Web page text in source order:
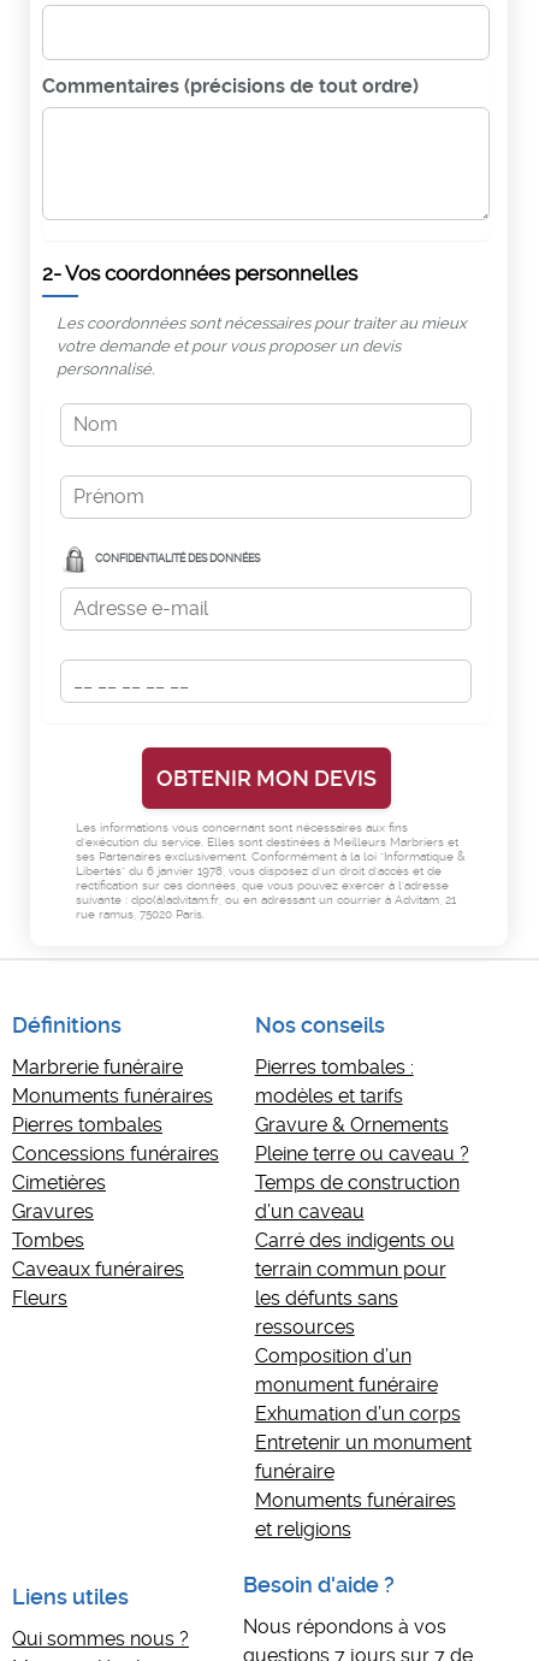
Commentaires (précisions de tout ordre)
2- Vos coordonnées personnelles
Les coordonnées sont nécessaires pour traiter au mieux
votre demande et pour vous proposer un devis
personnalisé.
CONFIDENTIALITÉ DES DONNÉES
Les informations vous concernant sont nécessaires aux fins
d'exécution du service. Elles sont destinées à Meilleurs Marbriers et
ses Partenaires exclusivement. Conformément à la loi "Informatique &
Libertés" du 6 janvier 1978, vous disposez d'un droit d'accès et de
rectification sur ces données, que vous pouvez exercer à l'adresse
suivante : dpo(à)advitam.fr, ou en adressant un courrier à Advitam, 21
rue ramus, 75020 Paris.
Définitions
Marbrerie funéraire
Monuments funéraires
Pierres tombales
Concessions funéraires
Cimetières
Gravures
Tombes
Caveaux funéraires
Fleurs
Nos conseils
Pierres tombales :
modèles et tarifs
Gravure & Ornements
Pleine terre ou caveau ?
Temps de construction
d’un caveau
Carré des indigents ou
terrain commun pour
les défunts sans
ressources
Composition d’un
monument funéraire
Exhumation d’un corps
Entretenir un monument
funéraire
Monuments funéraires
et religions
Liens utiles
Qui sommes nous ?
Besoin d'aide ?
Nous répondons à vos
questions 7 jours sur 7 de